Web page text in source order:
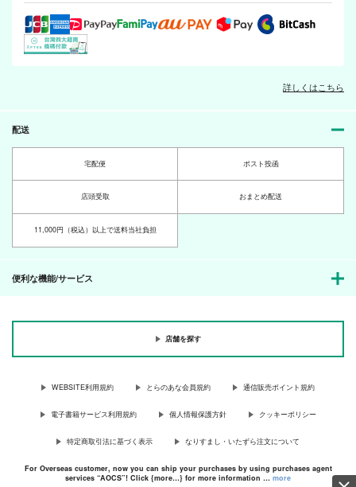
詳しくはこちら
配送
宅配便 ポスト投函
店頭受取 おまとめ配送
11,000円（税込）以上で送料当社負担
便利な機能/サービス
店舗を探す
WEBSITE利用規約 とらのあな会員規約 通信販売ポイント規約
電子書籍サービス利用規約 個人情報保護方針 クッキーポリシー
特定商取引法に基づく表示 なりすまし・いたずら注文について
For Overseas customer, now you can ship your purchases by using purchases agent
services “AOCS”! Click {more…} for more information … more